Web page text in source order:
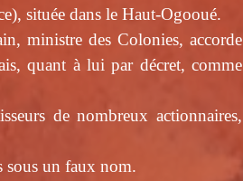
située dans le Haut-Ogooué.
ministre des Colonies, accorde
quant à lui par décret, comme
de nombreux actionnaires,
sous un faux nom.